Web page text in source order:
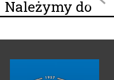
Należymy do